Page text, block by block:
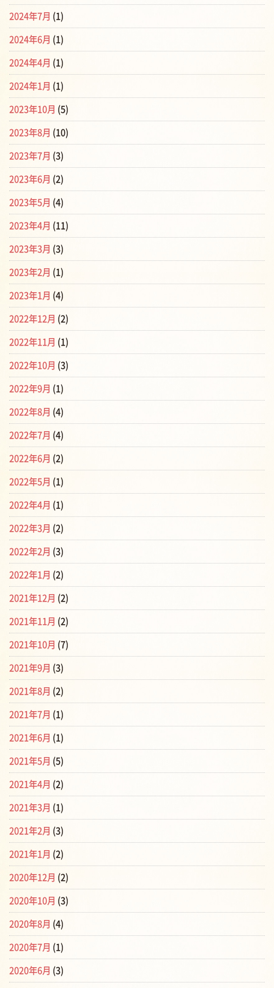
2024年7月 (1)
2024年6月 (1)
2024年4月 (1)
2024年1月 (1)
2023年10月 (5)
2023年8月 (10)
2023年7月 (3)
2023年6月 (2)
2023年5月 (4)
2023年4月 (11)
2023年3月 (3)
2023年2月 (1)
2023年1月 (4)
2022年12月 (2)
2022年11月 (1)
2022年10月 (3)
2022年9月 (1)
2022年8月 (4)
2022年7月 (4)
2022年6月 (2)
2022年5月 (1)
2022年4月 (1)
2022年3月 (2)
2022年2月 (3)
2022年1月 (2)
2021年12月 (2)
2021年11月 (2)
2021年10月 (7)
2021年9月 (3)
2021年8月 (2)
2021年7月 (1)
2021年6月 (1)
2021年5月 (5)
2021年4月 (2)
2021年3月 (1)
2021年2月 (3)
2021年1月 (2)
2020年12月 (2)
2020年10月 (3)
2020年8月 (4)
2020年7月 (1)
2020年6月 (3)